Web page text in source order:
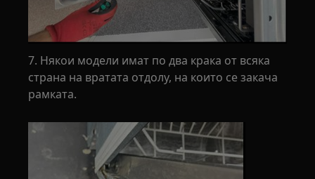
7. Някои модели имат по два крака от всяка
страна на вратата отдолу, на които се закача
рамката.